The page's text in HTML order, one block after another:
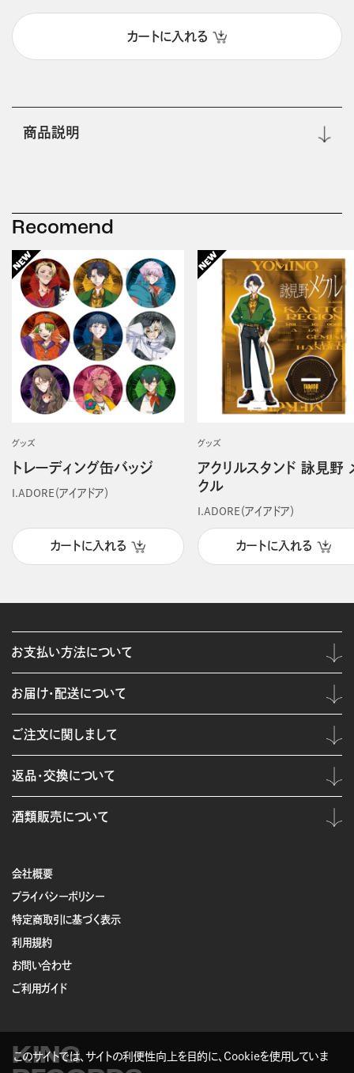
カートに入れる
商品説明
Recomend
グッズ
トレーディング缶バッジ
I.ADORE（アイアドア）
カートに入れる
グッズ
アクリルスタンド 詠見野
クル
I.ADORE（アイアドア）
カートに入れる
会社概要
プライバシーポリシー
特定商取引に基づく表示
利用規約
お問い合わせ
ご利用ガイド
KING
お支払い方法について
お届け・配送について
ご注文に関しまして
返品・交換について
酒類販売について
このサイトでは、サイトの利便性向上を目的に、Cookieを使用していま